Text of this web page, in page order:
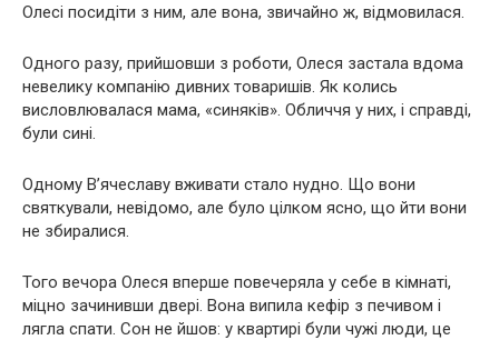
Олесі посидіти з ним, але вона, звичайно ж, відмовилася.
Одного разу, прийшовши з роботи, Олеся застала вдома
невелику компанію дивних товаришів. Як колись
висловлювалася мама, «синяків». Обличчя у них, і справді,
були сині.
Одному В’ячеславу вживати стало нудно. Що вони
святкували, невідомо, але було цілком ясно, що йти вони
не збиралися.
Того вечора Олеся вперше повечеряла у себе в кімнаті,
міцно зачинивши двері. Вона випила кефір з печивом і
лягла спати. Сон не йшов: у квартирі були чужі люди, це